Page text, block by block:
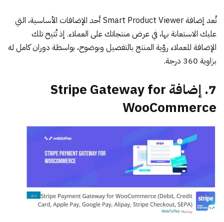
تُعد إضافة Smart Product Viewer
أحد الإضافات الأساسية، التي
عليك الاستعانة بها، في عرض منتجاتك على العملاء. إذ تُتيح تلك
الإضافة للعملاء رؤية المنتج بالتفصيل وبوضوح، بواسطة دوران كامل له
بزاوية 360 درجة.
7. إضافة Stripe Gateway for
WooCommerce